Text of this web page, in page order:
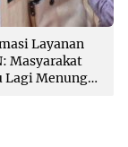
Layanan
Masyarakat
Lagi Menunggu